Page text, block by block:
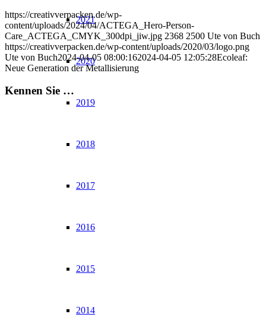
2021
2020
2019
2018
2017
2016
2015
2014
https://creativverpacken.de/wp-
content/uploads/2024/04/ACTEGA_Hero-Person-
Care_ACTEGA_CMYK_300dpi_jiw.jpg 2368 2500 Ute von Buch
https://creativverpacken.de/wp-content/uploads/2020/03/logo.png
Ute von Buch2024-04-05 08:00:162024-04-05 12:05:28Ecoleaf:
Neue Generation der Metallisierung
Kennen Sie …